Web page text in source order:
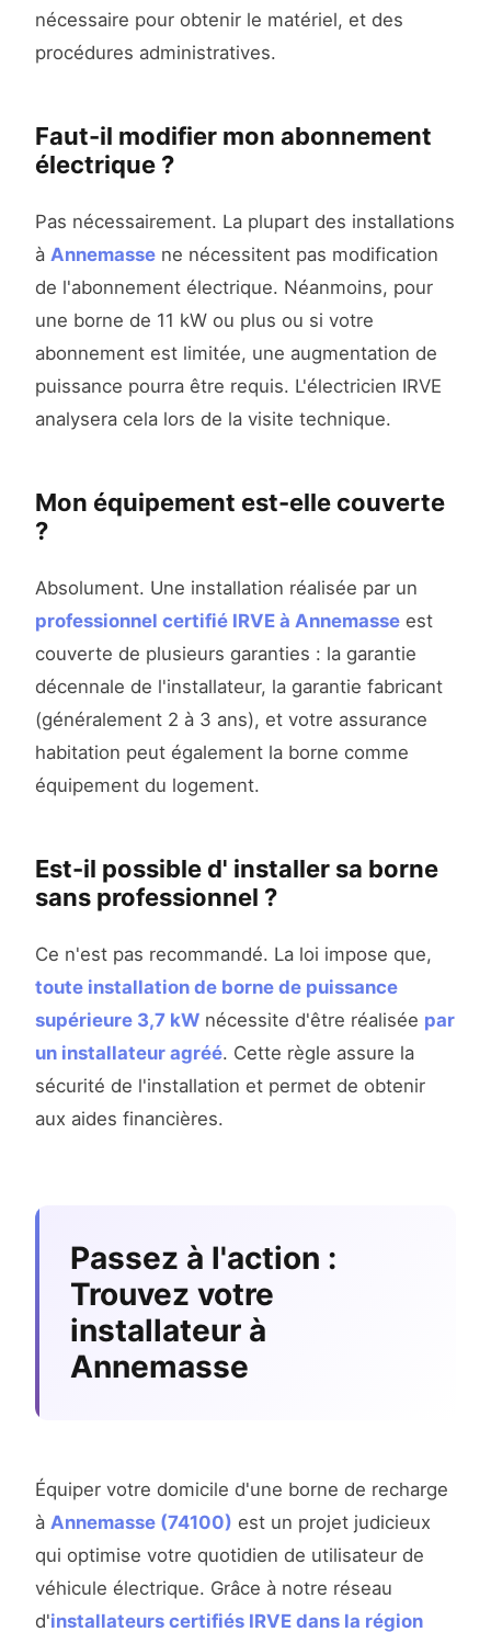
nécessaire pour obtenir le matériel, et des
procédures administratives.
Faut-il modifier mon abonnement
électrique ?
Pas nécessairement. La plupart des installations
à Annemasse ne nécessitent pas modification
de l'abonnement électrique. Néanmoins, pour
une borne de 11 kW ou plus ou si votre
abonnement est limitée, une augmentation de
puissance pourra être requis. L'électricien IRVE
analysera cela lors de la visite technique.
Mon équipement est-elle couverte
?
Absolument. Une installation réalisée par un
professionnel certifié IRVE à Annemasse est
couverte de plusieurs garanties : la garantie
décennale de l'installateur, la garantie fabricant
(généralement 2 à 3 ans), et votre assurance
habitation peut également la borne comme
équipement du logement.
Est-il possible d' installer sa borne
sans professionnel ?
Ce n'est pas recommandé. La loi impose que,
toute installation de borne de puissance
supérieure 3,7 kW nécessite d'être réalisée par
un installateur agréé. Cette règle assure la
sécurité de l'installation et permet de obtenir
aux aides financières.
Passez à l'action :
Trouvez votre
installateur à
Annemasse
Équiper votre domicile d'une borne de recharge
à Annemasse (74100) est un projet judicieux
qui optimise votre quotidien de utilisateur de
véhicule électrique. Grâce à notre réseau
d'installateurs certifiés IRVE dans la région